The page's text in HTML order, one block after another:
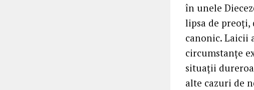
în unele
lipsa de
canonic. Laicii
circumstanțe
situații
alte cazuri de